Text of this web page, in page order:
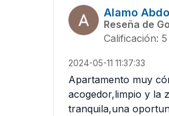
Alamo
Reseña de
Calificación: 5
2024-05-11 11:37:33
Apartamento muy
acogedor,limpio y la
tranquila,una